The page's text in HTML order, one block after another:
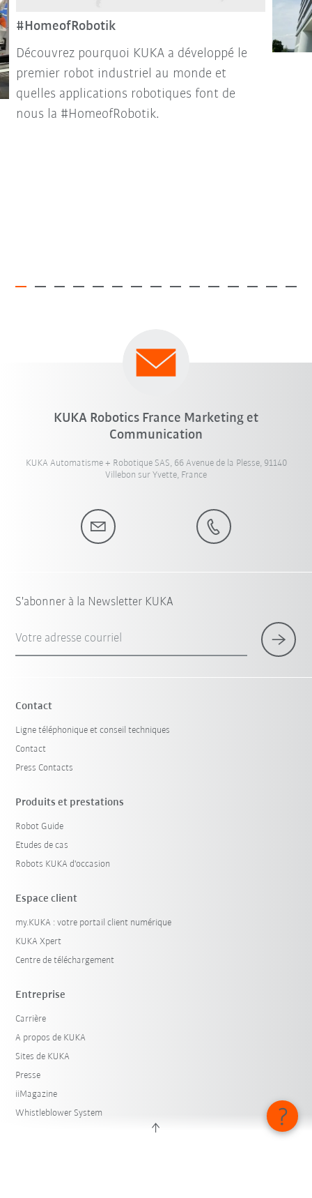
#HomeofRobotik
Découvrez pourquoi KUKA a développé le
premier robot industriel au monde et
quelles applications robotiques font de
nous la #HomeofRobotik.
KUKA Robotics France Marketing et
Communication
KUKA Automatisme + Robotique SAS, 66 Avenue de la Plesse, 91140
Villebon sur Yvette, France
S'abonner à la Newsletter KUKA
Votre adresse courriel
Contact
Ligne téléphonique et conseil techniques
Contact
Press Contacts
Produits et prestations
Robot Guide
Etudes de cas
Robots KUKA d'occasion
Espace client
my.KUKA : votre portail client numérique
KUKA Xpert
Centre de téléchargement
Entreprise
Carrière
A propos de KUKA
Sites de KUKA
Presse
iiMagazine
Whistleblower System